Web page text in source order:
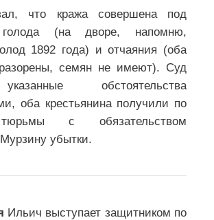
что кража совершена под
(на дворе, напомню,
1892 года) и отчаяния (оба
семян не имеют). Суд
обстоятельства
оба крестьянина получили по
с обязательством
убытки.
Ильич выступает защитником по